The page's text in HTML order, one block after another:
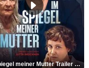
Im Spiegel meiner Mutter Trailer DF